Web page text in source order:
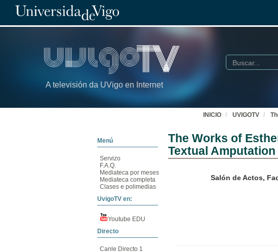
A televisión da UVigo en Internet
Buscar
INICIO UVIGOTV
Menú
Servizo
F.A.Q.
Mediateca por meses
Mediateca completa
Clases e polimedias
UvigoTV en:
Youtube EDU
Directo
Canle Directo 1
The Works of
Textual Amputation
Salón de Actos,